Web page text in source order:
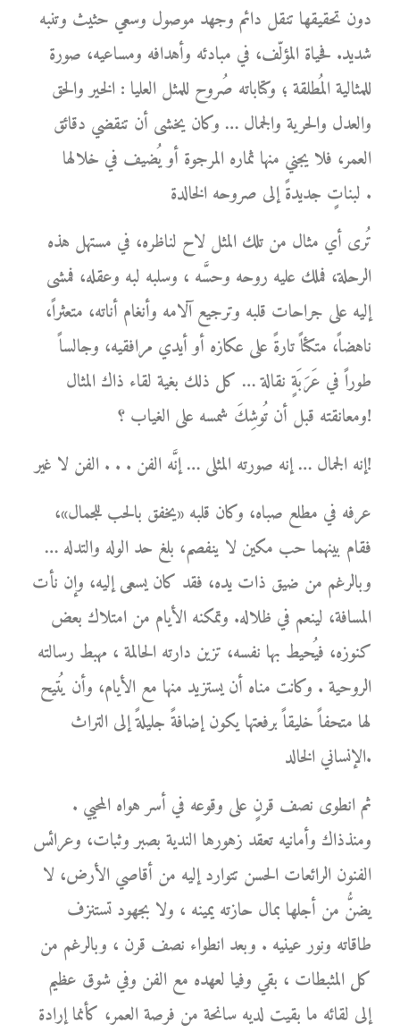
دون تحقيقها تنقل دائم وجهد موصول وسعي حثيث وتنبه
شديد. فحياة المؤلّف، في مبادئه وأهدافه ومساعيه، صورة
للمثالية المُطلقة ؛ وكتاباته صُروح للمثل العليا : الخير والحق
والعدل والحرية والجمال … وكان يخشى أن تنقضي دقائق
العمر، فلا يجني منها ثماره المرجوة أو يُضيف في خلالها
لبناتٍ جديدةً إلى صروحه الخالدة .
تُرى أي مثال من تلك المثل لاح لناظره، في مستهل هذه
الرحلة، فملك عليه روحه وحسَّه ، وسلبه لبه وعقله، فمشى
إليه على جراحات قلبه وترجيع آلامه وأنغام أناته، متعثراً،
ناهضاً، متكئاً تارةً على عكازه أو أيدي مرافقيه، وجالساً
طوراً في عَرَبَةٍ نقالة … كل ذلك بغية لقاء ذاك المثال
ومعانقته قبل أن تُوشِكَ شمسه على الغياب ؟!
إنه الجمال … إنه صورته المثلى … إنَّه الفن . . . الفن لا غير!
عرفه في مطلع صباه، وكان قلبه «يخفق بالحب للجمال»،
فقام بينهما حب مكين لا ينفصم، بلغ حد الوله والتدله …
وبالرغم من ضيق ذات يده، فقد كان يسعى إليه، وإن نأت
المسافة، لينعم في ظلاله. وتمكنه الأيام من امتلاك بعض
كنوزه، فيُحيط بها نفسه، تزين دارته الحالمة ، مهبط رسالته
الروحية . وكانت مناه أن يستزيد منها مع الأيام، وأن يُتيح
لها متحفاً خليقاً برفعتها يكون إضافةً جليلةً إلى التراث
الإنساني الخالد.
ثم انطوى نصف قرنٍ على وقوعه في أسر هواه المحيي .
ومنذذاك وأمانيه تعقد زهورها الندية بصبر وثبات، وعرائس
الفنون الرائعات الحسن تتوارد إليه من أقاصي الأرض، لا
يضنُّ من أجلها بمال حازته يمينه ، ولا بجهود تستنزف
طاقاته ونور عينيه . وبعد انطواء نصف قرن ، وبالرغم من
كل المثبطات ، بقي وفيا لعهده مع الفن وفي شوق عظيم
إلى لقائه ما بقيت لديه سانحة من فرصة العمر، كأنما إرادة